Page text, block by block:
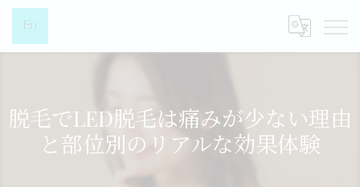
脱毛でLED脱毛は痛みが少ない理由
と部位別のリアルな効果体験